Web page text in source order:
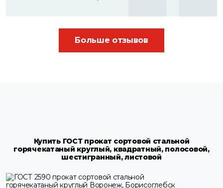
Больше отзывов
Купить ГОСТ прокат сортовой стальной
горячекатаный круглый, квадратный, полосовой,
шестигранный, листовой